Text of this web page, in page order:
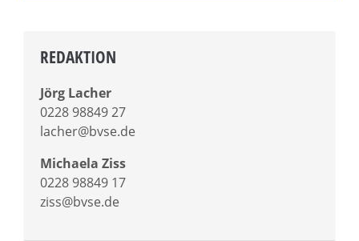
REDAKTION
Jörg Lacher
0228 98849 27
lacher@bvse.de
Michaela Ziss
0228 98849 17
ziss@bvse.de